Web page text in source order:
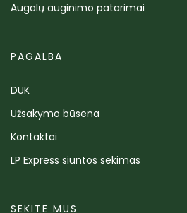
Augalų auginimo patarimai
PAGALBA
DUK
Užsakymo būsena
Kontaktai
LP Express siuntos sekimas
SEKITE MUS